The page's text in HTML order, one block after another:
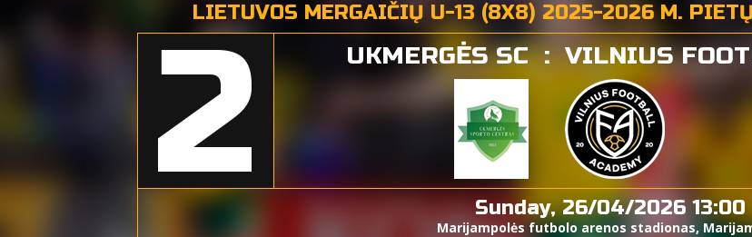
LIETUVOS MERGAIČIŲ U-13 (8X8) 2025-2026 M.
2 UKMERGĖS SC : VILNIUS
Sunday, 26/04/2026 13:00
Marijampolės futbolo arenos stadionas,